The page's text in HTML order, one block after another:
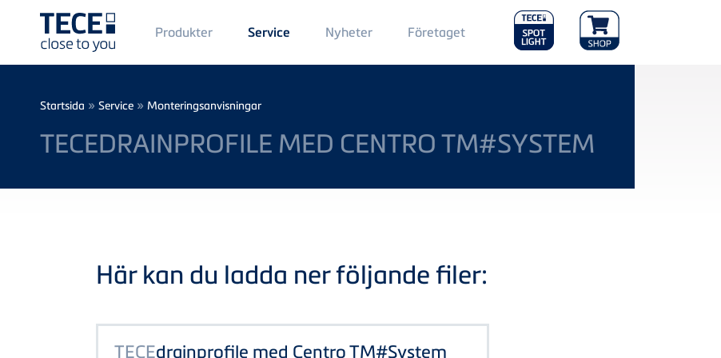
Main
Menü
1
Produkter Service Nyheter Main
Menu
2
Företaget
Breadcrumb
Startsida » Service » Monteringsanvisningar
TECEDRAINPROFILE MED CENTRO TM#SYSTEM
Här kan du ladda ner följande filer:
TECEdrainprofile med Centro TM#System